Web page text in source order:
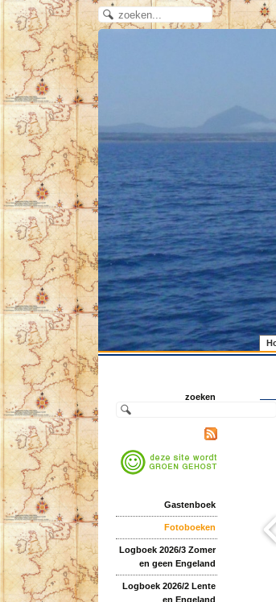
zoeken
Gastenboek
Fotoboeken
Logboek 2026/3 Zomer
en geen Engeland
Logboek 2026/2 Lente
en Engeland